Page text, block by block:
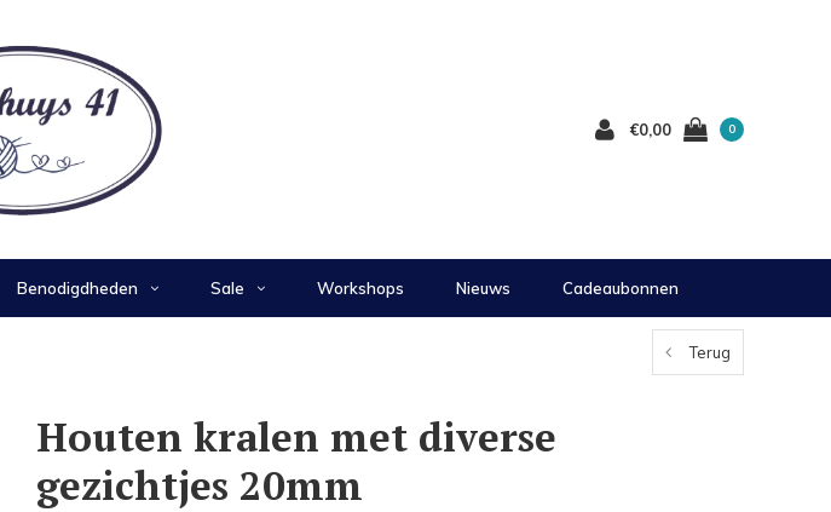
€0,00 0
Benodigdheden Sale Workshops Nieuws Cadeaubonnen
Terug
Houten kralen met diverse
gezichtjes 20mm